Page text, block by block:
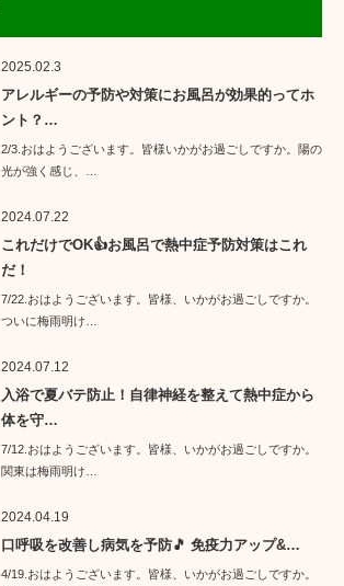
2025.02.3
アレルギーの予防や対策にお風呂が効果的ってホ
ント？…
2/3.おはようございます。皆様いかがお過ごしですか。陽の
光が強く感じ、…
2024.07.22
これだけでOK👍お風呂で熱中症予防対策はこれ
だ！
7/22.おはようございます。皆様、いかがお過ごしですか。
ついに梅雨明け…
2024.07.12
入浴で夏バテ防止！自律神経を整えて熱中症から
体を守…
7/12.おはようございます。皆様、いかがお過ごしですか。
関東は梅雨明け…
2024.04.19
口呼吸を改善し病気を予防🎵 免疫力アップ&…
4/19.おはようございます。皆様、いかがお過ごしですか。